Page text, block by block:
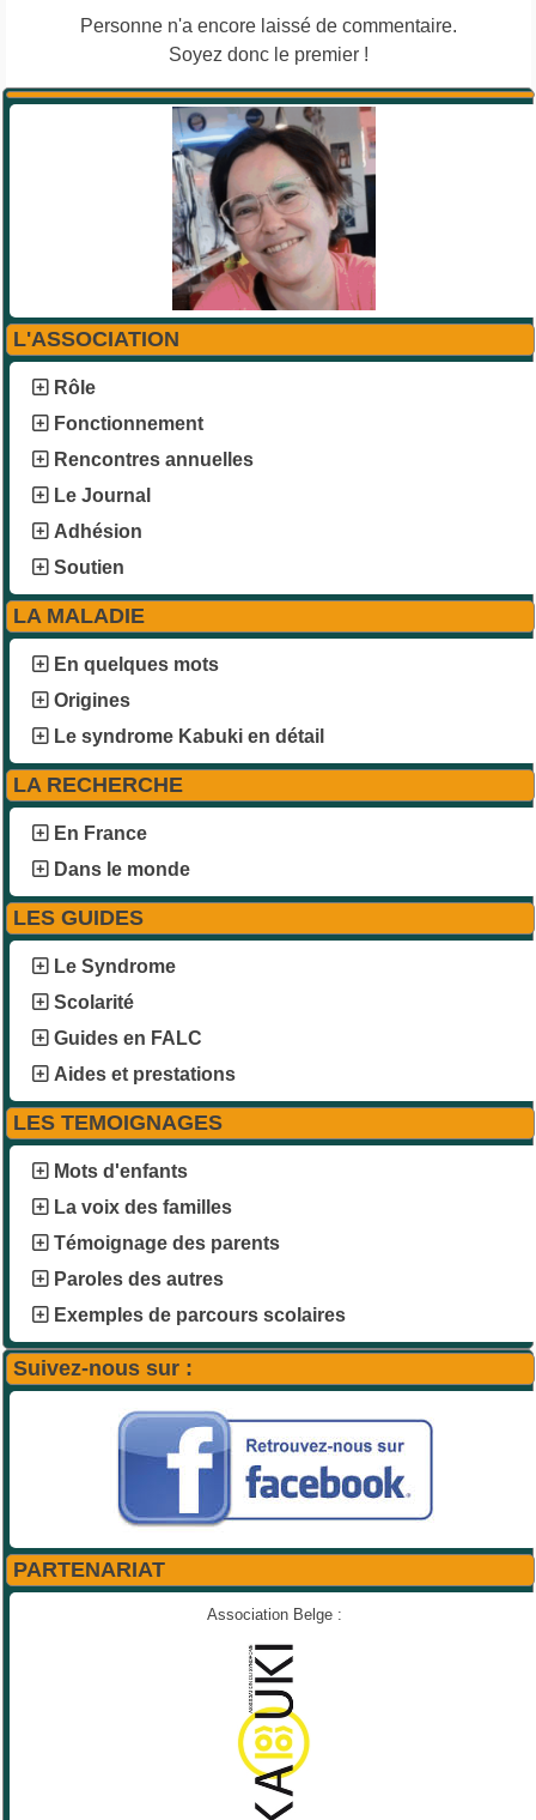
L'ASSOCIATION
Rôle
Fonctionnement
Rencontres annuelles
Le Journal
Adhésion
Soutien
LA MALADIE
En quelques mots
Origines
Le syndrome Kabuki en détail
LA RECHERCHE
En France
Dans le monde
LES GUIDES
Le Syndrome
Scolarité
Guides en FALC
Aides et prestations
LES TEMOIGNAGES
Mots d'enfants
La voix des familles
Témoignage des parents
Paroles des autres
Exemples de parcours scolaires
Personne n'a encore laissé de commentaire.
Soyez donc le premier !
Suivez-nous sur :
PARTENARIAT
Association Belge :